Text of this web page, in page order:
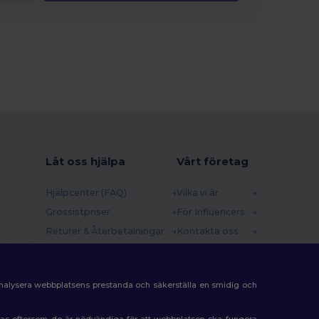
(english)
Låt oss hjälpa
Hjälpcenter (FAQ)
Grossistpriser
Returer & Återbetalningar
Rabattkoder
Vårt företag
Vilka vi är
För Influencers
Kontakta oss
webbplatsens prestanda och säkerställa en smidig och